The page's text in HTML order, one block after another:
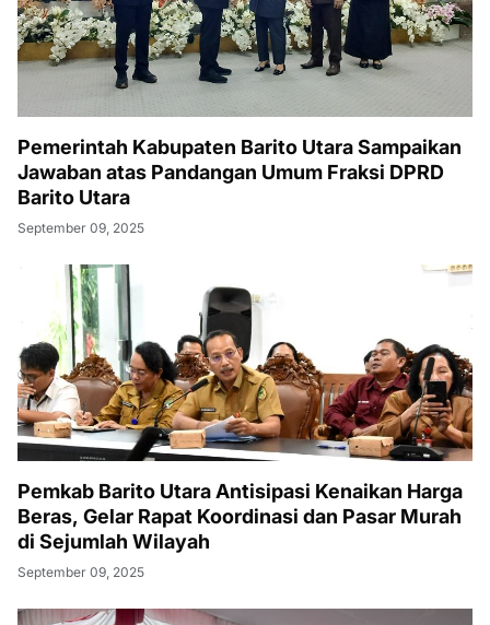
Pemerintah Kabupaten Barito Utara Sampaikan
Jawaban atas Pandangan Umum Fraksi DPRD
Barito Utara
September 09, 2025
Pemkab Barito Utara Antisipasi Kenaikan Harga
Beras, Gelar Rapat Koordinasi dan Pasar Murah
di Sejumlah Wilayah
September 09, 2025